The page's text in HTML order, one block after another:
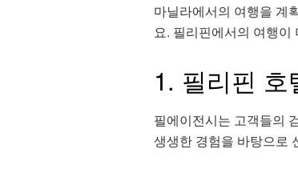
마닐라에서의 여행을 계
요. 필리핀에서의 여행이
1. 필리핀 호
필에이전시는 고객들의
생생한 경험을 바탕으로